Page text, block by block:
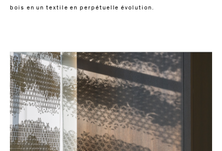
bois en un textile en perpétuelle évolution.